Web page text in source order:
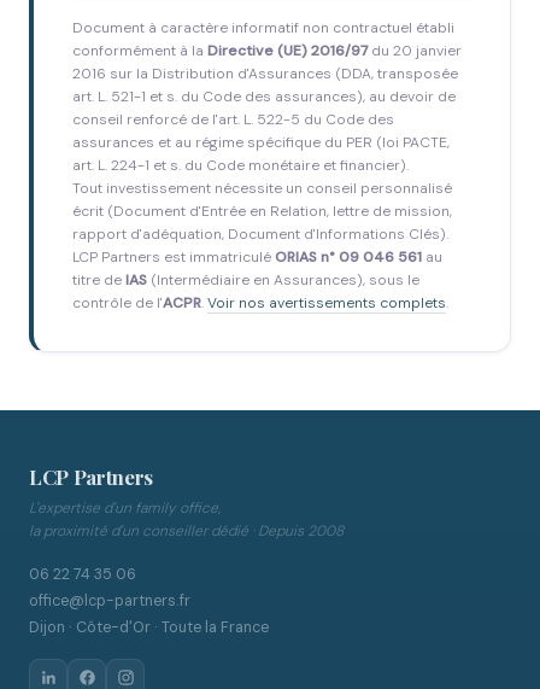
Document à caractère informatif non contractuel établi
conformément à la Directive (UE) 2016/97du 20 janvier
2016 sur la Distribution d'Assurances (DDA, transposée
art. L. 521-1 et s. du Code des assurances), au devoir de
conseil renforcé de l'art. L. 522-5 du Code des
assurances et au régime spécifique du PER (loi PACTE,
art. L. 224-1 et s. du Code monétaire et financier).
Tout investissement nécessite un conseil personnalisé
écrit (Document d'Entrée en Relation, lettre de mission,
rapport d'adéquation, Document d'Informations Clés).
LCP Partners est immatriculé ORIAS n° 09 046 561 au
titre deIAS (Intermédiaire en Assurances), sous le
contrôle de l'ACPR.Voir nos avertissements complets.
LCP Partners
L'expertise d'un family office,
la proximité d'un conseiller dédié · Depuis 2008
06 22 74 35 06
office@lcp-partners.fr
Dijon · Côte-d'Or · Toute la France